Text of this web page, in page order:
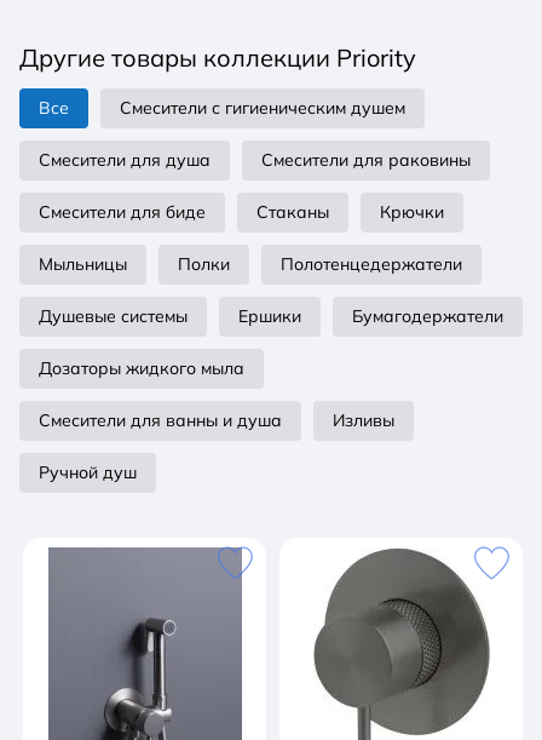
Другие товары коллекции Priority
Все Смесители с гигиеническим душем
Смесители для душа Смесители для раковины
Смесители для биде Стаканы Крючки
Мыльницы Полки Полотенцедержатели
Душевые системы Ершики Бумагодержатели
Дозаторы жидкого мыла
Смесители для ванны и душа Изливы
Ручной душ